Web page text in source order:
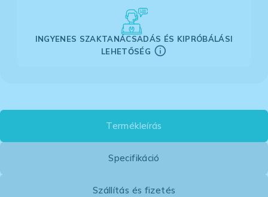
INGYENES SZAKTANÁCSADÁS ÉS KIPRÓBÁLÁSI
LEHETŐSÉG
Termékleírás
Specifikáció
Szállítás és fizetés